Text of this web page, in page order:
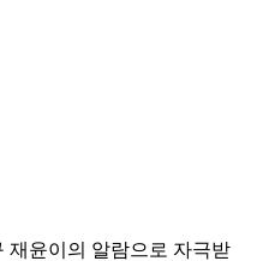
재윤이의 알람으로 자극받